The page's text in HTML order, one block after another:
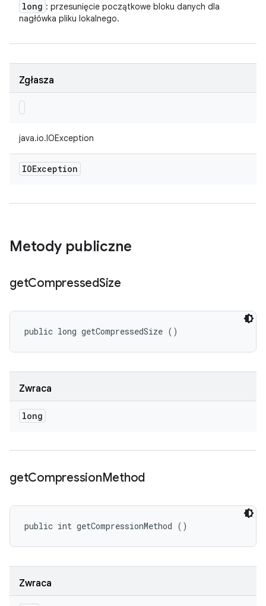
long : przesunięcie początkowe bloku danych dla
nagłówka pliku lokalnego.
Zgłasza
java.io.IOException
IOException
Metody publiczne
getCompressedSize
public long getCompressedSize ()
Zwraca
long
getCompressionMethod
public int getCompressionMethod ()
Zwraca